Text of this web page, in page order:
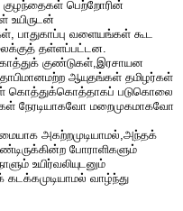
பெற்றோரின்
பாதுகாப்பு வளையங்கள் கூட
தள்ளப்பட்டன.
குண்டுகள்,இரசாயன
ஆயுதங்கள் தமிழர்கள்
கொத்துக்கொத்தாகப் படுகொலை
நேரடியாகவோ மறைமுகமாகவோ
அகற்றமுடியாமல்,அந்தக்
போராளிகளும்
உயிர்வலியுடனும்
வாழ்ந்து